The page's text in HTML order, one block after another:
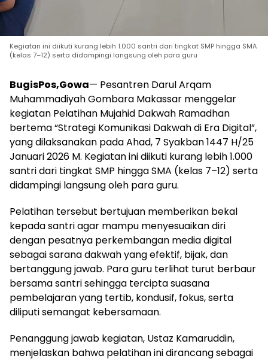
Kegiatan ini diikuti kurang lebih 1.000 santri dari tingkat SMP hingga SMA
(kelas 7–12) serta didampingi langsung oleh para guru
BugisPos,Gowa— Pesantren Darul Arqam
Muhammadiyah Gombara Makassar menggelar
kegiatan Pelatihan Mujahid Dakwah Ramadhan
bertema “Strategi Komunikasi Dakwah di Era Digital”,
yang dilaksanakan pada Ahad, 7 Syakban 1447 H/25
Januari 2026 M. Kegiatan ini diikuti kurang lebih 1.000
santri dari tingkat SMP hingga SMA (kelas 7–12) serta
didampingi langsung oleh para guru.
Pelatihan tersebut bertujuan memberikan bekal
kepada santri agar mampu menyesuaikan diri
dengan pesatnya perkembangan media digital
sebagai sarana dakwah yang efektif, bijak, dan
bertanggung jawab. Para guru terlihat turut berbaur
bersama santri sehingga tercipta suasana
pembelajaran yang tertib, kondusif, fokus, serta
diliputi semangat kebersamaan.
Penanggung jawab kegiatan, Ustaz Kamaruddin,
menjelaskan bahwa pelatihan ini dirancang sebagai